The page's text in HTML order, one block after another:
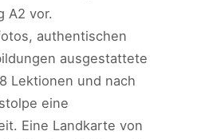
A2 vor.
authentischen
ausgestattete
Lektionen und nach
eine
Eine Landkarte von